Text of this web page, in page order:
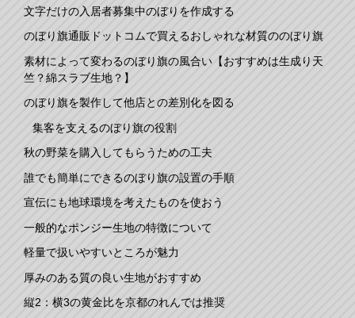
文字だけの入居者募集中のぼりを作成する
のぼり旗通販ドットコムで買えるおしゃれな材質ののぼり旗
素材によって変わるのぼり旗の風合い【おすすめは生成り天
竺？綿スラブ生地？】
のぼり旗を製作して他店との差別化を図る
集客を支えるのぼり旗の役割
秋の野菜を購入してもらうための工夫
誰でも簡単にできるのぼり旗の設置の手順
宣伝にも地球環境を考えたものを使おう
一般的なポンジー生地の特徴について
軽量で扱いやすいところが魅力
厚みのある質の良い生地がおすすめ
縦2：横3の黄金比を京都のれんでは推奨